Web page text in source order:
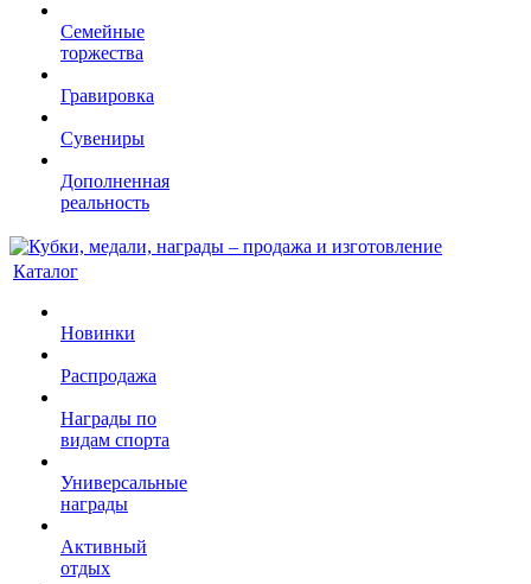
Семейные
торжества
Гравировка
Сувениры
Дополненная
реальность
Каталог
Новинки
Распродажа
Награды по
видам спорта
Универсальные
награды
Активный
отдых